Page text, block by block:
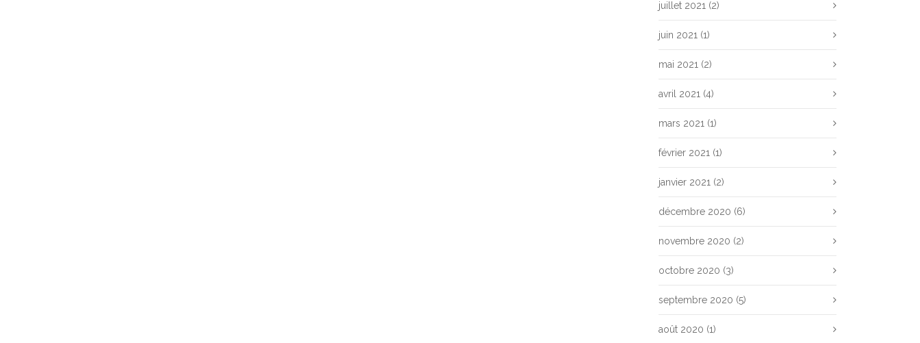
juillet 2021 (2)
juin 2021 (1)
mai 2021 (2)
avril 2021 (4)
mars 2021 (1)
février 2021 (1)
janvier 2021 (2)
décembre 2020 (6)
novembre 2020 (2)
octobre 2020 (3)
septembre 2020 (5)
août 2020 (1)